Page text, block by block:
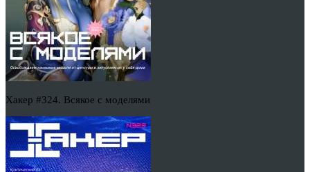
Хакер #324. Всякое с моделями